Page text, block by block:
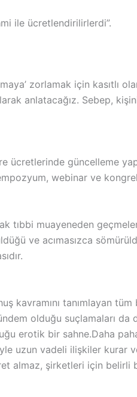
ile ücretlendirilirlerdi”.
zorlamak için kasıtlı
anlatacağız. Sebep,
ücretlerinde güncelleme
webinar ve
tıbbi muayeneden
ve acımasızca
kavramını tanımlayan tüm
olduğu suçlamaları da
erotik bir sahne.Daha
uzun vadeli ilişkiler kurar
almaz, şirketleri için belirli